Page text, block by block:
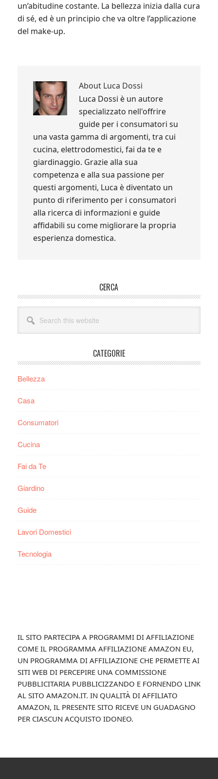
un’abitudine costante. La bellezza inizia dalla cura
di sé, ed è un principio che va oltre l’applicazione
del make-up.
About Luca Dossi
Luca Dossi è un autore
specializzato nell'offrire
guide per i consumatori su
una vasta gamma di argomenti, tra cui
cucina, elettrodomestici, fai da te e
giardinaggio. Grazie alla sua
competenza e alla sua passione per
questi argomenti, Luca è diventato un
punto di riferimento per i consumatori
alla ricerca di informazioni e guide
affidabili su come migliorare la propria
esperienza domestica.
Sidebar
CERCA
this
website
CATEGORIE
Bellezza
Casa
Consumatori
Cucina
Fai da Te
Giardino
Guide
Lavori Domestici
Tecnologia
Footer
IL SITO PARTECIPA A PROGRAMMI DI AFFILIAZIONE
COME IL PROGRAMMA AFFILIAZIONE AMAZON EU,
UN PROGRAMMA DI AFFILIAZIONE CHE PERMETTE AI
SITI WEB DI PERCEPIRE UNA COMMISSIONE
PUBBLICITARIA PUBBLICIZZANDO E FORNENDO LINK
AL SITO AMAZON.IT. IN QUALITÀ DI AFFILIATO
AMAZON, IL PRESENTE SITO RICEVE UN GUADAGNO
PER CIASCUN ACQUISTO IDONEO.